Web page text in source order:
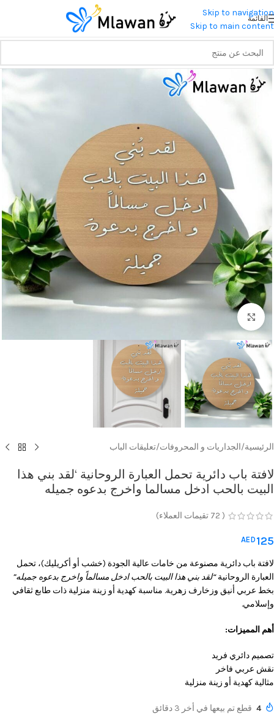
Skip to navigation
Skip to main content
القائمة
Click to enlarge
الرئيسية/الجداريات و المحروفات/تعليقات الباب
لافتة باب دائرية تحمل العبارة الروحانية ‘لقد بني هذا
البيت بالحب ادخل مسالما واخرج بدعوه جميله
(
72 تقيمات العملاء)
AED 125
لافتة باب دائرية مصنوعة من خامات عالية الجودة (خشب أو أكريليك)، تحمل
العبارة الروحانية“لقد بني هذا البيت بالحب ادخل مسالماً واخرج بدعوه جميله”
بخط عربي أنيق وزخارف زهرية. مناسبة كهدية أو زينة منزلية ذات طابع ثقافي
وإسلامي.
أهم المميزات:
تصميم دائري فريد
نقش عربي فاخر
مثالية كهدية أو زينة منزلية
4 قطع تم بيعها في أخر 3 دقائق